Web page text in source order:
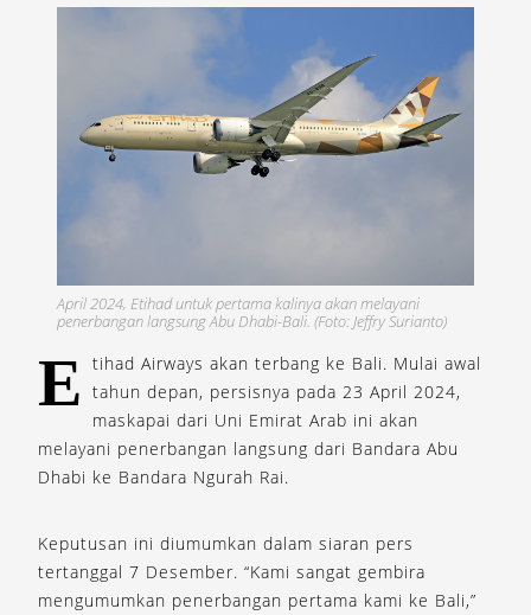
April 2024, Etihad untuk pertama kalinya akan melayani
penerbangan langsung Abu Dhabi-Bali. (Foto: Jeffry Surianto)
E tihad Airways akan terbang ke Bali. Mulai awal
tahun depan, persisnya pada 23 April 2024,
maskapai dari Uni Emirat Arab ini akan
melayani penerbangan langsung dari Bandara Abu
Dhabi ke Bandara Ngurah Rai.
Keputusan ini diumumkan dalam siaran pers
tertanggal 7 Desember. “Kami sangat gembira
mengumumkan penerbangan pertama kami ke Bali,”